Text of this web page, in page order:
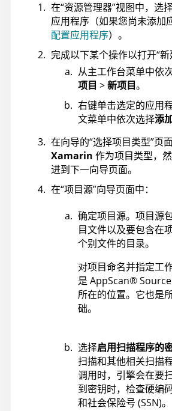
在“资源管理器”视图中，选
应用程序（如果您尚未添加
配置应用程序）。
完成以下某个操作以打开“新
从主工作台菜单中依
项目 >新项目。
右键单击选定的应用
文菜单中依次选择添
在向导的“选择项目类型”页
Xamarin 作为项目类型，
进到下一向导页面。
在“项目源”向导页面中：
确定项目源。项目源
目文件以及要包含在
个别文件的目录。
对项目命名并指定工
是 AppScan®Source
所在的位置。它也是
础。
选择启用扫描程序的
扫描和其他相关扫描程
调用时，引擎会在要
到密钥时，检查硬编
和社会保险号 (SSN)。